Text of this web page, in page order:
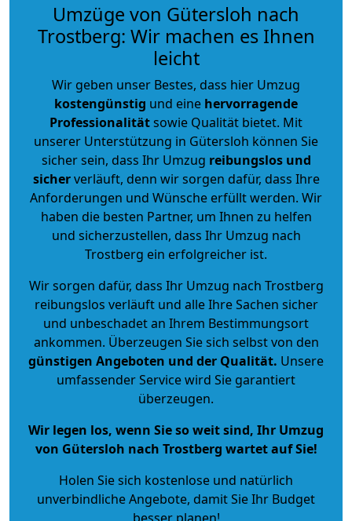
Umzüge von Gütersloh nach
Trostberg: Wir machen es Ihnen
leicht
Wir geben unser Bestes, dass hier Umzug
kostengünstig und eine hervorragende
Professionalitätsowie Qualität bietet. Mit
unserer Unterstützung in Gütersloh können Sie
sicher sein, dass Ihr Umzug reibungslos und
sicherverläuft, denn wir sorgen dafür, dass Ihre
Anforderungen und Wünsche erfüllt werden. Wir
haben die besten Partner, um Ihnen zu helfen
und sicherzustellen, dass Ihr Umzug nach
Trostberg ein erfolgreicher ist.
Wir sorgen dafür, dass Ihr Umzug nach Trostberg
reibungslos verläuft und alle Ihre Sachen sicher
und unbeschadet an Ihrem Bestimmungsort
ankommen. Überzeugen Sie sich selbst von den
günstigen Angeboten und der Qualität. Unsere
umfassender Service wird Sie garantiert
überzeugen.
Wir legen los, wenn Sie so weit sind, Ihr Umzug
von Gütersloh nach Trostberg wartet auf Sie!
Holen Sie sich kostenlose und natürlich
unverbindliche Angebote, damit Sie Ihr Budget
besser planen!